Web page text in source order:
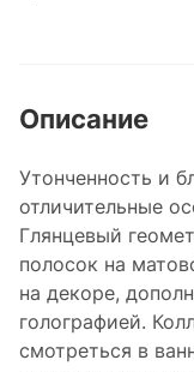
Описание
Утонченность и
отличительные
Глянцевый
полосок на
на декоре,
голографией.
смотреться в